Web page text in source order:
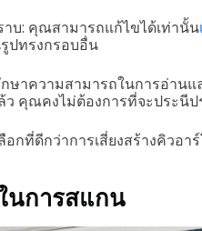
าบ: คุณสามารถแก้ไขได้เท่านั้น
ปทรงกรอบอื่น
กษาความสามารถในการอ่า
ว คุณคงไม่ต้องการที่จะประ
อกที่ดีกว่าการเสี่ยงสร้างคิว
นการสแกน